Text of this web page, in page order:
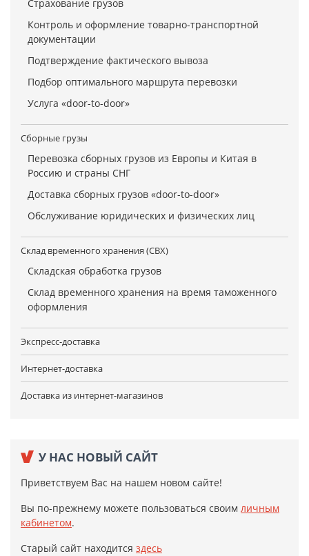
Страхование грузов
Контроль и оформление товарно-транспортной
документации
Подтверждение фактического вывоза
Подбор оптимального маршрута перевозки
Услуга «door-to-door»
Сборные грузы
Перевозка сборных грузов из Европы и Китая в
Россию и страны СНГ
Доставка сборных грузов «door-to-door»
Обслуживание юридических и физических лиц
Склад временного хранения (СВХ)
Складская обработка грузов
Склад временного хранения на время таможенного
оформления
Экспресс-доставка
Интернет-доставка
Доставка из интернет-магазинов
У НАС НОВЫЙ САЙТ
Приветствуем Вас на нашем новом сайте!
Вы по-прежнему можете пользоваться своим личным
кабинетом.
Старый сайт находится здесь